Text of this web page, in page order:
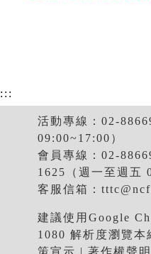
:::
活動專線：02-
09:00~17:00）
會員專線：02-
1625（週一至週五
客服信箱：
建議使用Google
1080 解析度瀏覽本